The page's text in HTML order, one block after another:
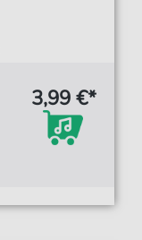
3,99 €*